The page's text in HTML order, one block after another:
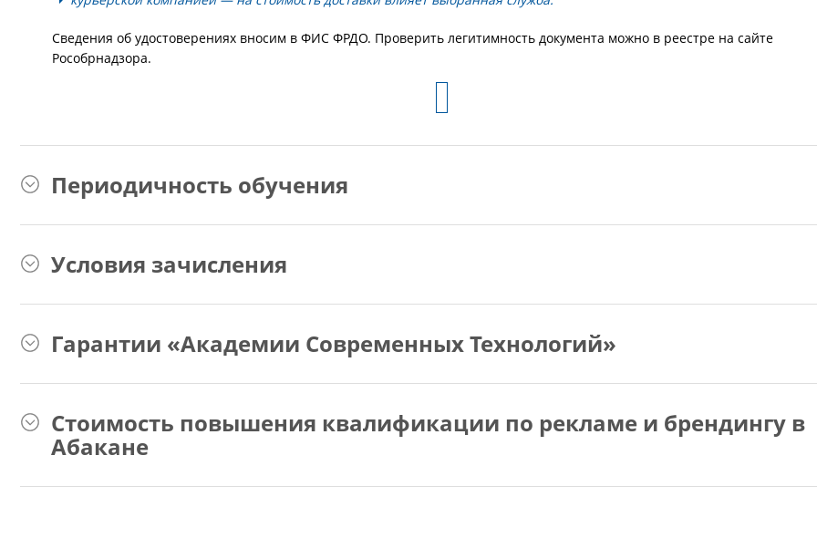
Сведения об удостоверениях вносим в ФИС ФРДО. Проверить легитимность документа можно в реестре на сайте
Рособрнадзора.
Периодичность обучения
Условия зачисления
Гарантии «Академии Современных Технологий»
Стоимость повышения квалификации по рекламе и брендингу в
Абакане